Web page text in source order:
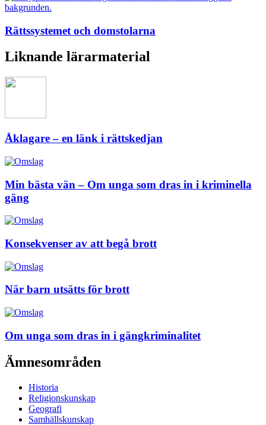
Rättssystemet och domstolarna
Liknande lärarmaterial
Åklagare – en länk i rättskedjan
Min bästa vän – Om unga som dras in i kriminella
gäng
Konsekvenser av att begå brott
När barn utsätts för brott
Om unga som dras in i gängkriminalitet
Ämnesområden
Historia
Religionskunskap
Geografi
Samhällskunskap